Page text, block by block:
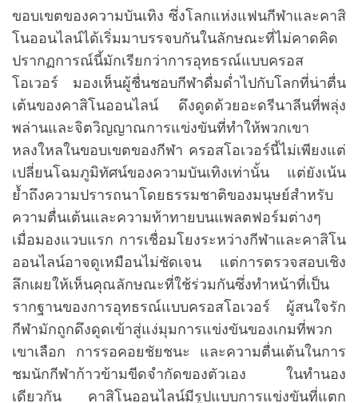
ขอบเขตของความบันเทิง ซึ่งโลกแห่งแฟนกีฬาและคาสิ
โนออนไลน์ได้เริ่มมาบรรจบกันในลักษณะที่ไม่คาดคิด
ปรากฏการณ์นี้มักเรียกว่าการอุทธรณ์แบบครอส
โอเวอร์ มองเห็นผู้ชื่นชอบกีฬาดื่มด่ำไปกับโลกที่น่าตื่น
เต้นของคาสิโนออนไลน์ ดึงดูดด้วยอะดรีนาลีนที่พลุ่ง
พล่านและจิตวิญญาณการแข่งขันที่ทำให้พวกเขา
หลงใหลในขอบเขตของกีฬา ครอสโอเวอร์นี้ไม่เพียงแต่
เปลี่ยนโฉมภูมิทัศน์ของความบันเทิงเท่านั้น แต่ยังเน้น
ย้ำถึงความปรารถนาโดยธรรมชาติของมนุษย์สำหรับ
ความตื่นเต้นและความท้าทายบนแพลตฟอร์มต่างๆ
เมื่อมองแวบแรก การเชื่อมโยงระหว่างกีฬาและคาสิโน
ออนไลน์อาจดูเหมือนไม่ชัดเจน แต่การตรวจสอบเชิง
ลึกเผยให้เห็นคุณลักษณะที่ใช้ร่วมกันซึ่งทำหน้าที่เป็น
รากฐานของการอุทธรณ์แบบครอสโอเวอร์ ผู้สนใจรัก
กีฬามักถูกดึงดูดเข้าสู่แง่มุมการแข่งขันของเกมที่พวก
เขาเลือก การรอคอยชัยชนะ และความตื่นเต้นในการ
ชมนักกีฬาก้าวข้ามขีดจำกัดของตัวเอง ในทำนอง
เดียวกัน คาสิโนออนไลน์มีรูปแบบการแข่งขันที่แตก